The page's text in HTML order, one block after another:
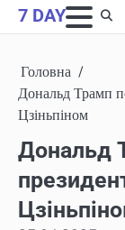
Skip
to
7 DAY
Головна
Дональд Трамп
Цзіньпіном
Дональд